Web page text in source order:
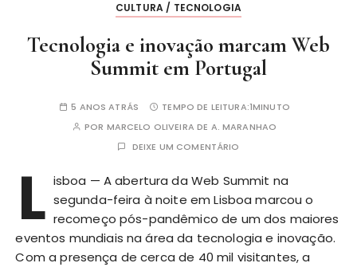
CULTURA / TECNOLOGIA
Tecnologia e inovação marcam Web
Summit em Portugal
5 ANOS ATRÁS TEMPO DE LEITURA:1MINUTO
POR MARCELO OLIVEIRA DE A. MARANHAO
DEIXE UM COMENTÁRIO
L isboa — A abertura da Web Summit na
segunda-feira à noite em Lisboa marcou o
recomeço pós-pandêmico de um dos maiores
eventos mundiais na área da tecnologia e inovação.
Com a presença de cerca de 40 mil visitantes, a